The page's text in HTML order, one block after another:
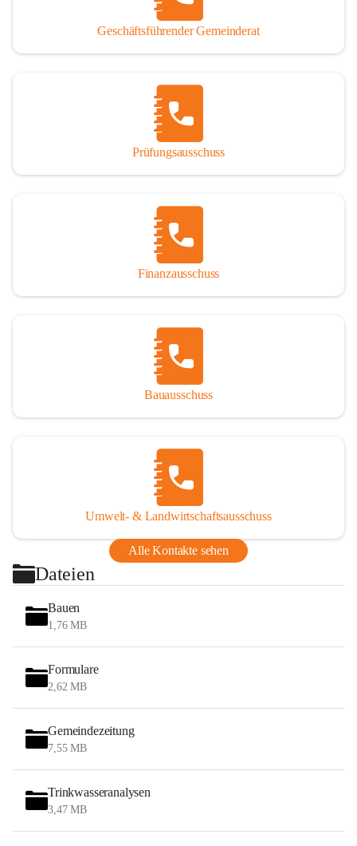
Geschäftsführender Gemeinderat
Prüfungsausschuss
Finanzausschuss
Bauausschuss
Umwelt- & Landwirtschaftsausschuss
Alle Kontakte sehen
Dateien
Bauen
1,76 MB
Formulare
2,62 MB
Gemeindezeitung
7,55 MB
Trinkwasseranalysen
3,47 MB